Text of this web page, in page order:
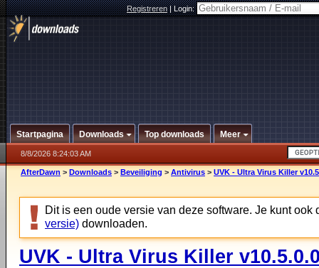
Registreren|Login:
Startpagina Downloads Top downloads Meer
8/8/2026 8:24:03 AM
AfterDawn > Downloads > Beveiliging > Antivirus > UVK - Ultra Virus Killer
Dit is een oude versie van deze software. Je kunt ook
versie) downloaden.
UVK - Ultra Virus Killer